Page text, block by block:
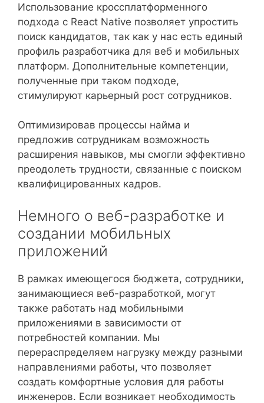
Использование кроссплатформенного
подхода с React Native позволяет упростить
поиск кандидатов, так как у нас есть единый
профиль разработчика для веб и мобильных
платформ. Дополнительные компетенции,
полученные при таком подходе,
стимулируют карьерный рост сотрудников.
Оптимизировав процессы найма и
предложив сотрудникам возможность
расширения навыков, мы смогли эффективно
преодолеть трудности, связанные с поиском
квалифицированных кадров.
Немного о веб-разработке и
создании мобильных
приложений
В рамках имеющегося бюджета, сотрудники,
занимающиеся веб-разработкой, могут
также работать над мобильными
приложениями в зависимости от
потребностей компании. Мы
перераспределяем нагрузку между разными
направлениями работы, что позволяет
создать комфортные условия для работы
инженеров. Если возникает необходимость